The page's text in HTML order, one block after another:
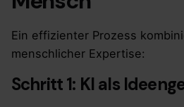
Ein effizienter Prozess
menschlicher Expertise:
Schritt 1: KI als